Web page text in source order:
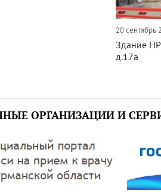
20 сентябрь
Здание
д.17а
ОРГАНИЗАЦИИ И